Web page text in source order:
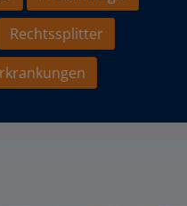
Rechtssplitter